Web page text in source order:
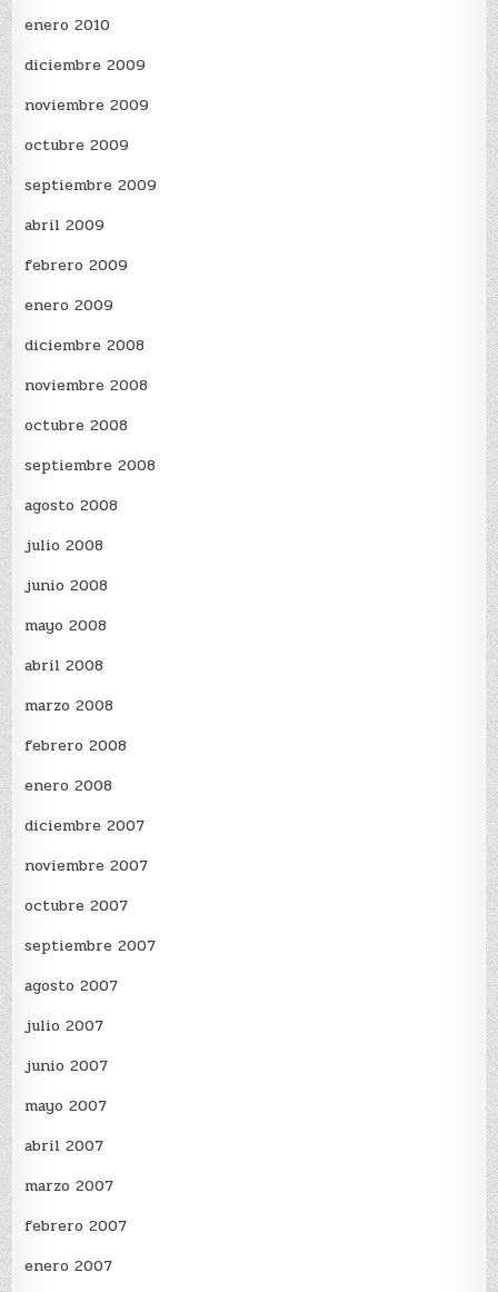
enero 2010
diciembre 2009
noviembre 2009
octubre 2009
septiembre 2009
abril 2009
febrero 2009
enero 2009
diciembre 2008
noviembre 2008
octubre 2008
septiembre 2008
agosto 2008
julio 2008
junio 2008
mayo 2008
abril 2008
marzo 2008
febrero 2008
enero 2008
diciembre 2007
noviembre 2007
octubre 2007
septiembre 2007
agosto 2007
julio 2007
junio 2007
mayo 2007
abril 2007
marzo 2007
febrero 2007
enero 2007